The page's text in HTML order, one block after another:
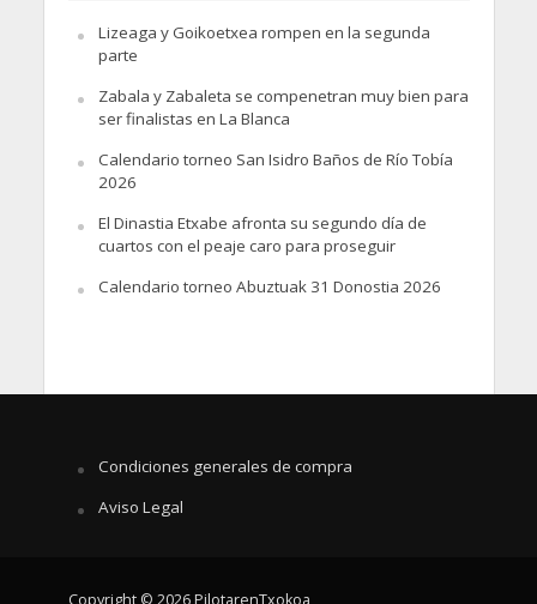
Lizeaga y Goikoetxea rompen en la segunda
parte
Zabala y Zabaleta se compenetran muy bien para
ser finalistas en La Blanca
Calendario torneo San Isidro Baños de Río Tobía
2026
El Dinastia Etxabe afronta su segundo día de
cuartos con el peaje caro para proseguir
Calendario torneo Abuztuak 31 Donostia 2026
Condiciones generales de compra
Aviso Legal